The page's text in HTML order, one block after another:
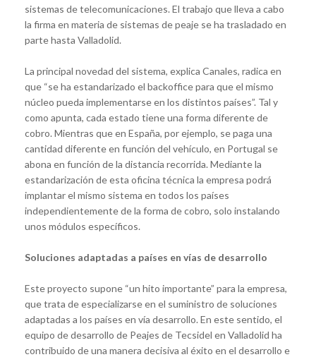
sistemas de telecomunicaciones. El trabajo que lleva a cabo
la firma en materia de sistemas de peaje se ha trasladado en
parte hasta Valladolid.
La principal novedad del sistema, explica Canales, radica en
que “se ha estandarizado el backoffice para que el mismo
núcleo pueda implementarse en los distintos países”. Tal y
como apunta, cada estado tiene una forma diferente de
cobro. Mientras que en España, por ejemplo, se paga una
cantidad diferente en función del vehículo, en Portugal se
abona en función de la distancia recorrida. Mediante la
estandarización de esta oficina técnica la empresa podrá
implantar el mismo sistema en todos los países
independientemente de la forma de cobro, solo instalando
unos módulos específicos.
Soluciones adaptadas a países en vías de desarrollo
Este proyecto supone “un hito importante” para la empresa,
que trata de especializarse en el suministro de soluciones
adaptadas a los países en vía desarrollo. En este sentido, el
equipo de desarrollo de Peajes de Tecsidel en Valladolid ha
contribuido de una manera decisiva al éxito en el desarrollo e